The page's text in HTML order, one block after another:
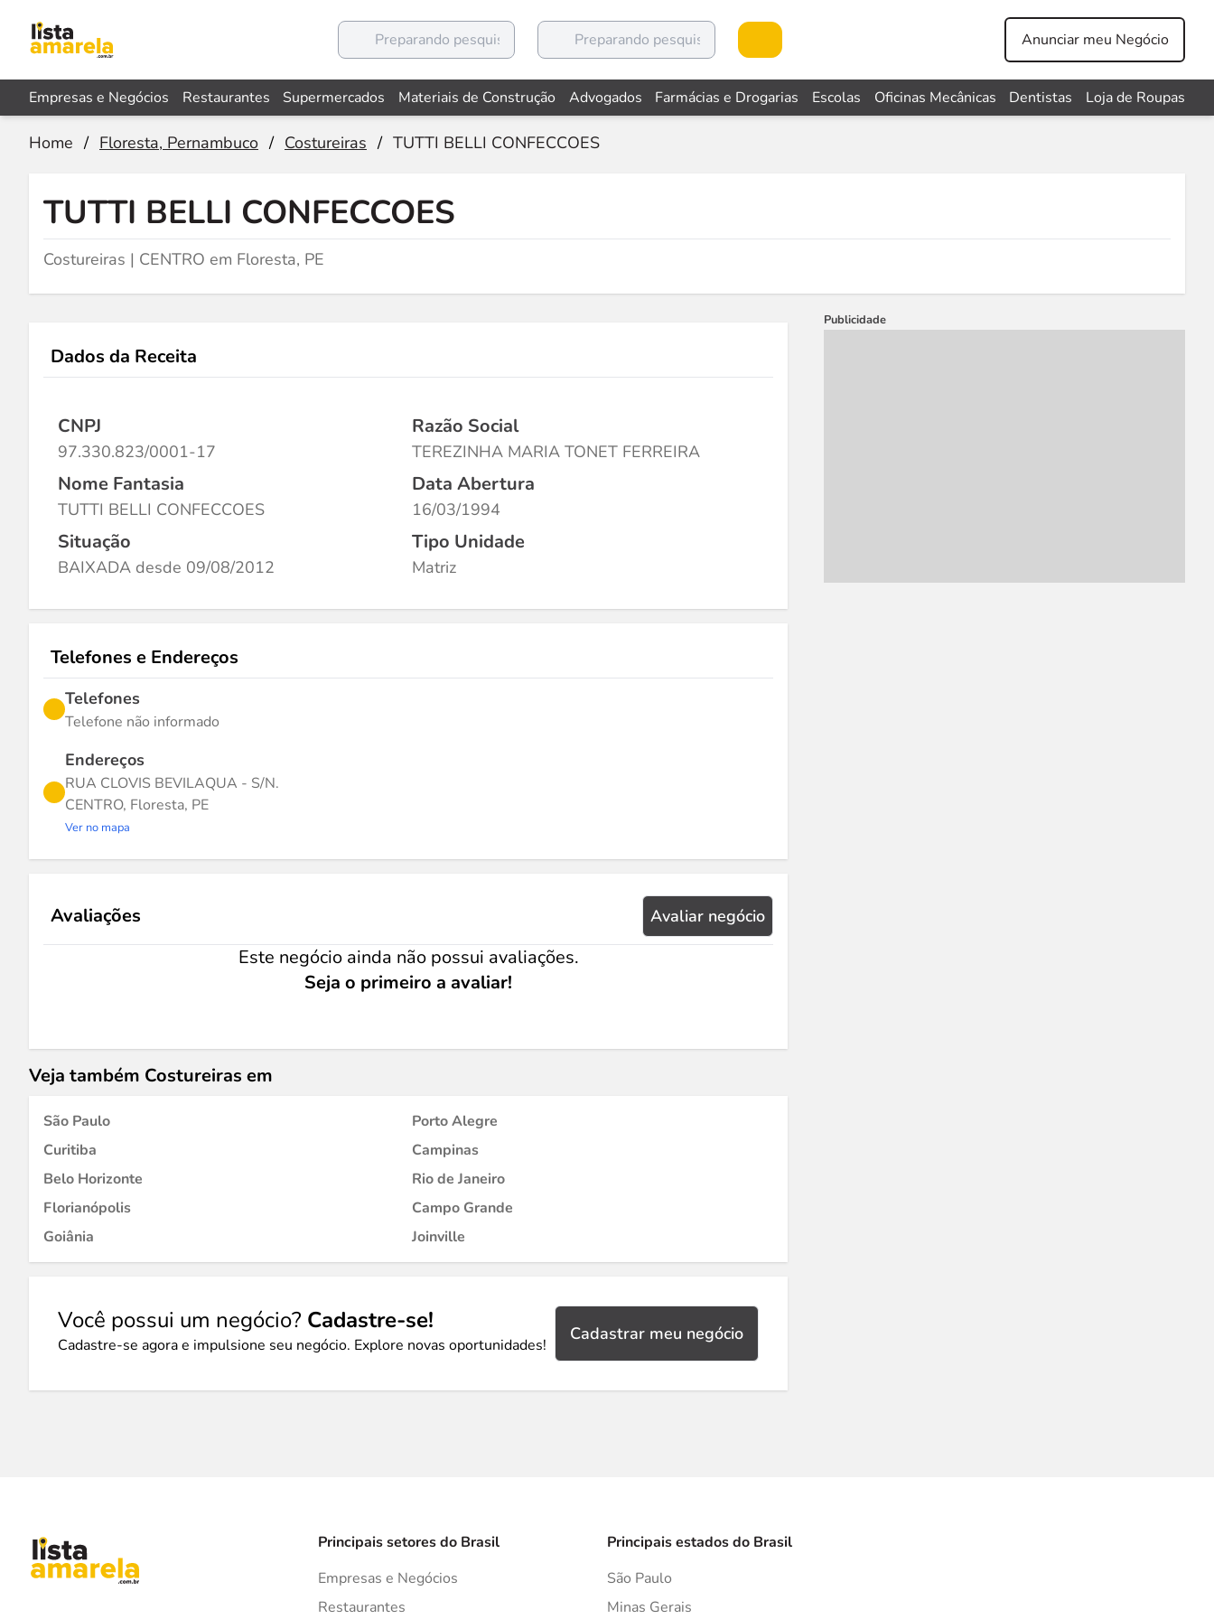
Anunciar meu Negócio
Empresas e Negócios Restaurantes Supermercados Materiais de Construção Advogados Farmácias e Drogarias Escolas Oficinas Mecânicas Dentistas Loja de Roupas
Home / Floresta, Pernambuco / Costureiras / TUTTI BELLI CONFECCOES
TUTTI BELLI CONFECCOES
Costureiras | CENTRO em Floresta, PE
Dados da Receita
CNPJ
97.330.823/0001-17
Razão Social
TEREZINHA MARIA TONET FERREIRA
Nome Fantasia
TUTTI BELLI CONFECCOES
Data Abertura
16/03/1994
Situação
BAIXADA desde 09/08/2012
Tipo Unidade
Matriz
Telefones e Endereços
Telefones
Telefone não informado
Endereços
RUA CLOVIS BEVILAQUA - S/N.
CENTRO, Floresta, PE
Ver no mapa
Avaliações Avaliar negócio
Este negócio ainda não possui avaliações.
Seja o primeiro a avaliar!
Veja também Costureiras em
São Paulo
Porto Alegre
Curitiba
Campinas
Belo Horizonte
Rio de Janeiro
Florianópolis
Campo Grande
Goiânia
Joinville
Você possui um negócio? Cadastre-se!
Cadastre-se agora e impulsione seu negócio. Explore novas oportunidades!
Cadastrar meu negócio
Publicidade
Principais setores do Brasil
Empresas e Negócios
Restaurantes
Principais estados do Brasil
São Paulo
Minas Gerais